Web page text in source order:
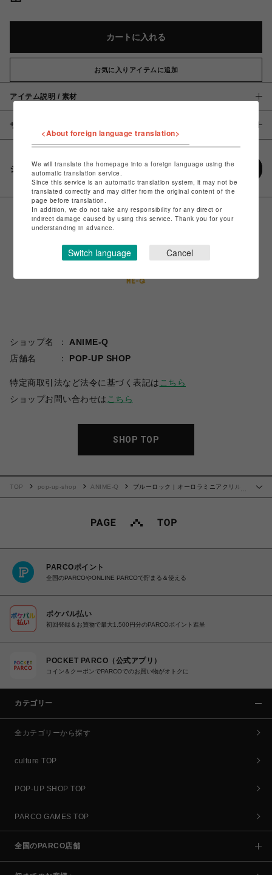
カートに入れる
お気に入りアイテムに追加
アイテム説明 / 素材
サイズ
シェアする
ショップ名
ANIME-Q
店舗名
POP-UP SHOP
特定商取引法など法令に基づく表記は こちら
ショップお問い合わせは こちら
SHOP TOP
TOP pop-up-shop ANIME-Q
ブルーロック | オーロラミニアクリルス
PARCOポイント
全国のPARCOやONLINE PARCOで貯まる＆使える
ポケパル払い
初回登録＆お買物で最大1,500円分のPARCOポイント進呈
POCKET PARCO（公式アプリ）
コイン＆クーポンでPARCOでのお買い物がオトクに
カテゴリー
全カテゴリーから探す
culture TOP
POP-UP SHOP TOP
PARCO GAMES TOP
全国のPARCO店舗
<About foreign language translation>
We will translate the homepage into a foreign language using the
automatic translation service.
Since this service is an automatic translation system, it may not be
translated correctly and may differ from the original content of the
page before translation.
In addition, we do not take any responsibility for any direct or
indirect damage caused by using this service. Thank you for your
understanding in advance.
Switch language Cancel